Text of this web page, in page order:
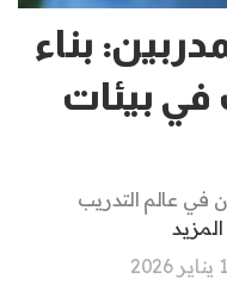
بناء
في بيئات
في عالم التدريب
المزيد